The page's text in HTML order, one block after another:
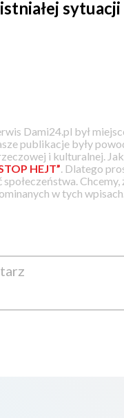
Dami24.pl był
publikacje były
i kulturalnej.
HEJT” . Dlatego
w tych wpisach.